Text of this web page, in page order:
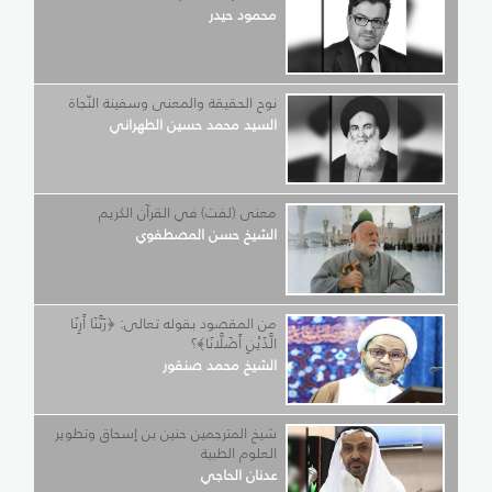
محمود حيدر
نوح الحقيقة والمعنى وسفينة النّجاة
السيد محمد حسين الطهراني
معنى (لفت) في القرآن الكريم
الشيخ حسن المصطفوي
من المقصود بقوله تعالى: ﴿رَبَّنَا أَرِنَا
الَّذَيْنِ أَضَلَّانَا﴾؟
الشيخ محمد صنقور
شيخ المترجمين حنين بن إسحاق وتطوير
العلوم الطبية
عدنان الحاجي